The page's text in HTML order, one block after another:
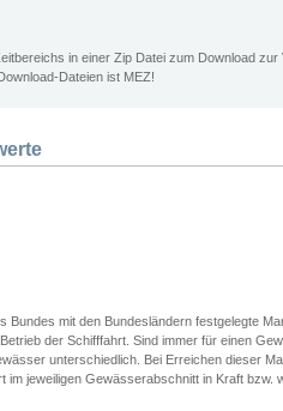
in einer Zip Datei zum Download zur
Dateien ist MEZ!
mit den Bundesländern festgelegte
der Schifffahrt. Sind immer für einen
unterschiedlich. Bei Erreichen dieser
jeweiligen Gewässerabschnitt in Kraft bzw.